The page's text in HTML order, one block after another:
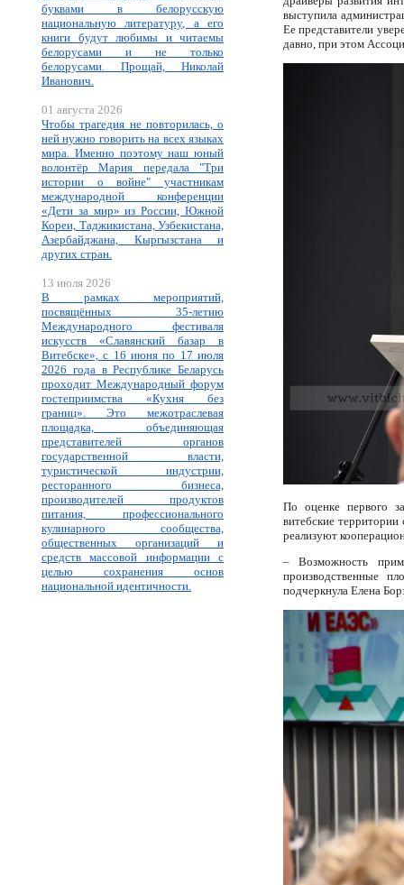
буквами в белорусскую
национальную литературу, а его
книги будут любимы и читаемы
белорусами и не только
белорусами. Прощай, Николай
Иванович.
01 августа 2026
Чтобы трагедия не повторилась, о
ней нужно говорить на всех языках
мира. Именно поэтому наш юный
волонтёр Мария передала "Три
истории о войне" участникам
международной конференции
«Дети за мир» из России, Южной
Кореи, Таджикистана, Узбекистана,
Азербайджана, Кыргызстана и
других стран.
13 июля 2026
В рамках мероприятий,
посвящённых 35-летию
Международного фестиваля
искусств «Славянский базар в
Витебске», с 16 июня по 17 июля
2026 года в Республике Беларусь
проходит Международный форум
гостеприимства «Кухня без
границ». Это межотраслевая
площадка, объединяющая
представителей органов
государственной власти,
туристической индустрии,
ресторанного бизнеса,
производителей продуктов
питания, профессионального
кулинарного сообщества,
общественных организаций и
средств массовой информации с
целью сохранения основ
национальной идентичности.
выступила
Ее представители
давно, при этом
По оценке первого
витебские
реализуют
– Возможность
производственные
подчеркнула Елена